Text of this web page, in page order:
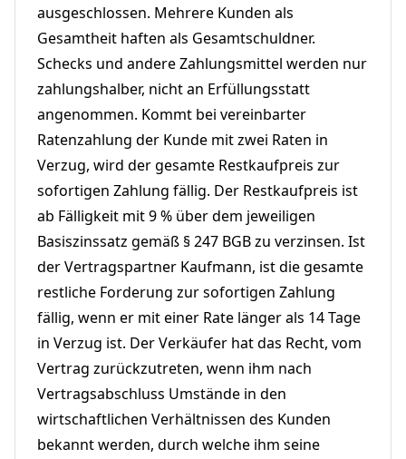
ausgeschlossen. Mehrere Kunden als
Gesamtheit haften als Gesamtschuldner.
Schecks und andere Zahlungsmittel werden nur
zahlungshalber, nicht an Erfüllungsstatt
angenommen. Kommt bei vereinbarter
Ratenzahlung der Kunde mit zwei Raten in
Verzug, wird der gesamte Restkaufpreis zur
sofortigen Zahlung fällig. Der Restkaufpreis ist
ab Fälligkeit mit 9 % über dem jeweiligen
Basiszinssatz gemäß § 247 BGB zu verzinsen. Ist
der Vertragspartner Kaufmann, ist die gesamte
restliche Forderung zur sofortigen Zahlung
fällig, wenn er mit einer Rate länger als 14 Tage
in Verzug ist. Der Verkäufer hat das Recht, vom
Vertrag zurückzutreten, wenn ihm nach
Vertragsabschluss Umstände in den
wirtschaftlichen Verhältnissen des Kunden
bekannt werden, durch welche ihm seine